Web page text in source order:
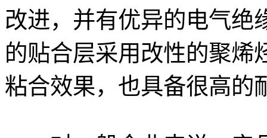
改进，并有优异的电气绝
的贴合层采用改性的聚烯
粘合效果，也具备很高的